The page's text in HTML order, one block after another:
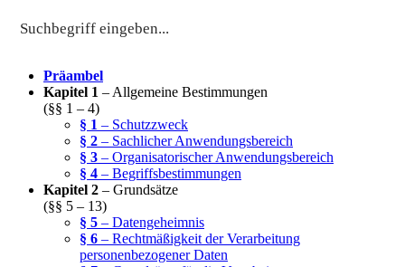
Präambel
Kapitel 1 – Allgemeine Bestimmungen
(§§ 1 – 4)
§ 1 – Schutzzweck
§ 2 – Sachlicher Anwendungsbereich
§ 3 – Organisatorischer Anwendungsbereich
§ 4 – Begriffsbestimmungen
Kapitel 2 – Grundsätze
(§§ 5 – 13)
§ 5 – Datengeheimnis
§ 6 – Rechtmäßigkeit der Verarbeitung
personenbezogener Daten